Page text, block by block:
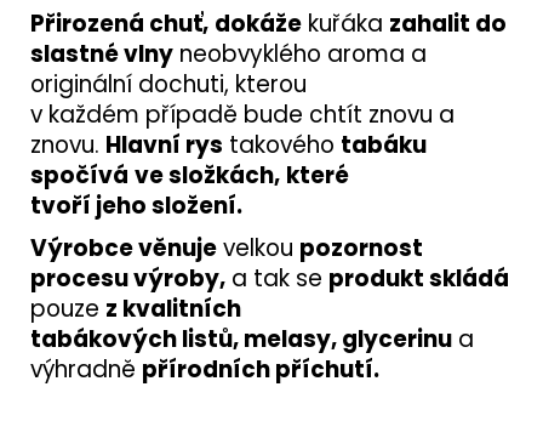
Přirozená chuť, dokáže kuřáka zahalit do
slastné vlny neobvyklého aroma a
originální dochuti, kterou
v každém případě bude chtít znovu a
znovu. Hlavní rys takového tabáku
spočívá ve složkách, které
tvoří jeho složení.
Výrobce věnujevelkou pozornost
procesu výroby, a tak se produkt skládá
pouze z kvalitních
tabákových listů, melasy, glycerinu a
výhradně přírodních příchutí.